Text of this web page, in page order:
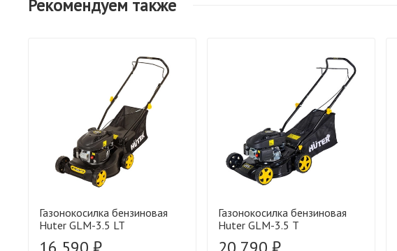
Рекомендуем также
Газонокосилка бензиновая
Huter GLM-3.5 LT
Газонокосилка бензиновая
Huter GLM-3.5 T